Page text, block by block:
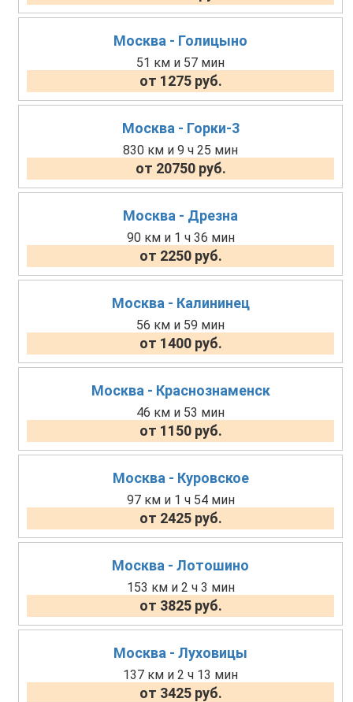
Москва - Голицыно
51 км и 57 мин
от 1275 руб.
Москва - Горки-3
830 км и 9 ч 25 мин
от 20750 руб.
Москва - Дрезна
90 км и 1 ч 36 мин
от 2250 руб.
Москва - Калининец
56 км и 59 мин
от 1400 руб.
Москва - Краснознаменск
46 км и 53 мин
от 1150 руб.
Москва - Куровское
97 км и 1 ч 54 мин
от 2425 руб.
Москва - Лотошино
153 км и 2 ч 3 мин
от 3825 руб.
Москва - Луховицы
137 км и 2 ч 13 мин
от 3425 руб.